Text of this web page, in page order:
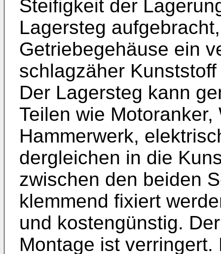
Steifigkeit der
Lagersteg
Getriebegehäuse ein
schlagzäher
Der Lagersteg kann
Teilen wie
Hammerwerk,
dergleichen in die
zwischen den beiden
klemmend fixiert
und kostengünstig.
Montage ist